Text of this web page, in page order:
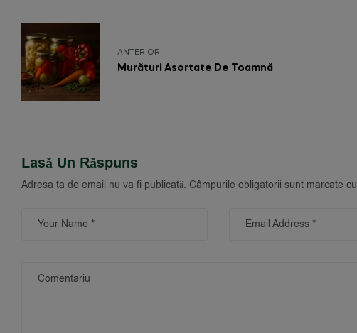
ANTERIOR
Murături Asortate De Toamnă
Lasă Un Răspuns
Adresa ta de email nu va fi publicată. Câmpurile obligatorii sunt marcate cu